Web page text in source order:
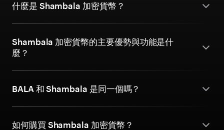
什麼是 Shambala 加密貨幣？
Shambala 加密貨幣的主要優勢與功能是什
麼？
BALA 和 Shambala 是同一個嗎？
如何購買 Shambala 加密貨幣？